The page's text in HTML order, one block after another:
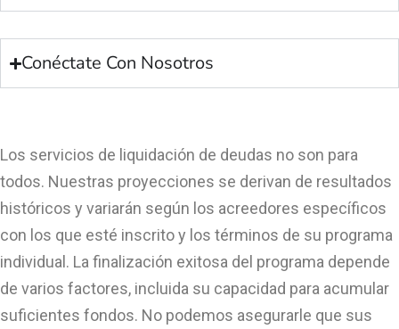
Conéctate Con Nosotros
Los servicios de liquidación de deudas no son para
todos. Nuestras proyecciones se derivan de resultados
históricos y variarán según los acreedores específicos
con los que esté inscrito y los términos de su programa
individual. La finalización exitosa del programa depende
de varios factores, incluida su capacidad para acumular
suficientes fondos. No podemos asegurarle que sus